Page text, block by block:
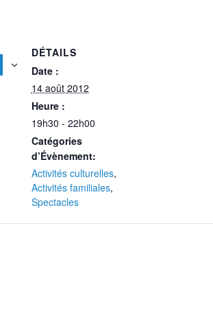
DÉTAILS
Date :
14 août 2012
Heure :
19h30 - 22h00
Catégories
d’Évènement:
Activités culturelles,
Activités familiales,
Spectacles